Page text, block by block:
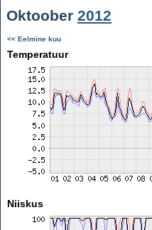
Oktoober 2012
<< Eelmine kuu
Temperatuur
Niiskus